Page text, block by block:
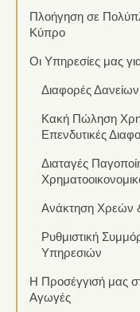
Πλοήγηση σε
Κύπρο
Οι Υπηρεσίες μας
Διαφορές
Κακή Πώληση
Επενδυτικές
Διαταγές
Ανάκτηση Χρεών
Ρυθμιστική
Υπηρεσιών
Η Προσέγγισή μας
Αγωγές